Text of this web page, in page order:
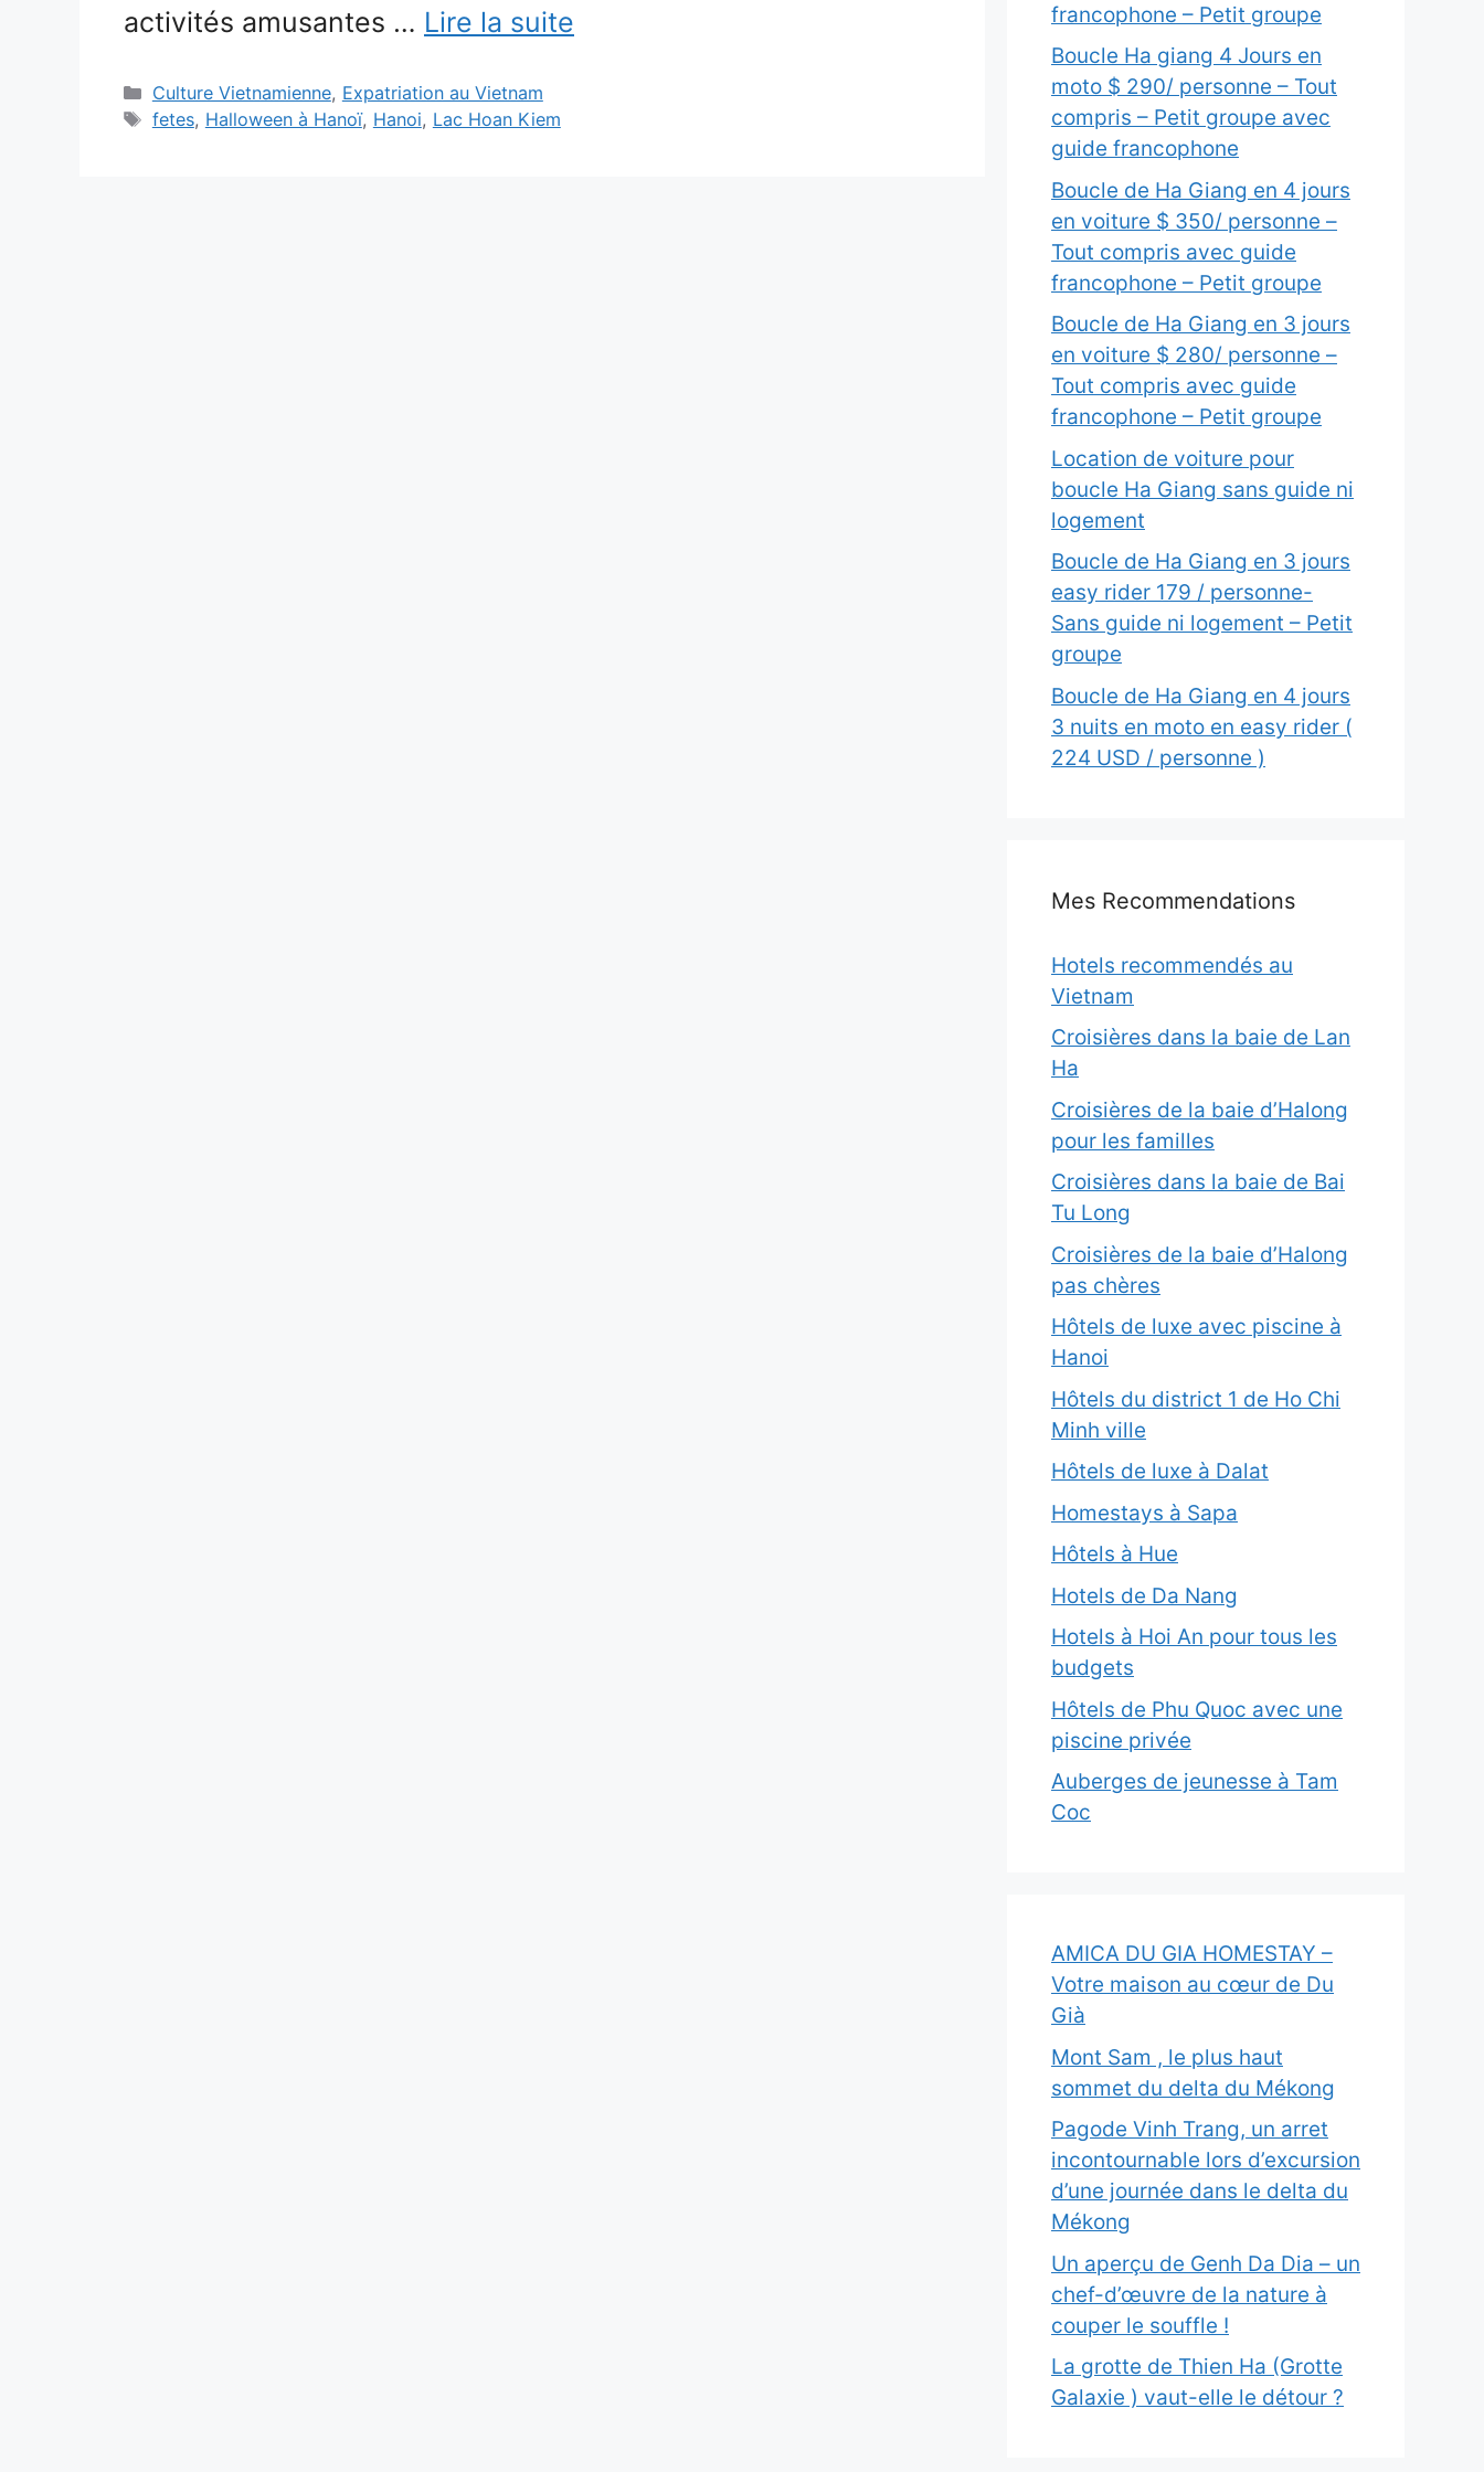
activités amusantes … Lire la suite
Catégories
Culture Vietnamienne, Expatriation au Vietnam
Étiquettes
fetes, Halloween à Hanoï, Hanoi, Lac Hoan Kiem
francophone – Petit groupe
Boucle Ha giang 4 Jours en
moto $ 290/ personne – Tout
compris – Petit groupe avec
guide francophone
Boucle de Ha Giang en 4 jours
en voiture $ 350/ personne –
Tout compris avec guide
francophone – Petit groupe
Boucle de Ha Giang en 3 jours
en voiture $ 280/ personne –
Tout compris avec guide
francophone – Petit groupe
Location de voiture pour
boucle Ha Giang sans guide ni
logement
Boucle de Ha Giang en 3 jours
easy rider 179 / personne-
Sans guide ni logement – Petit
groupe
Boucle de Ha Giang en 4 jours
3 nuits en moto en easy rider (
224 USD / personne )
Mes Recommendations
Hotels recommendés au
Vietnam
Croisières dans la baie de Lan
Ha
Croisières de la baie d’Halong
pour les familles
Croisières dans la baie de Bai
Tu Long
Croisières de la baie d’Halong
pas chères
Hôtels de luxe avec piscine à
Hanoi
Hôtels du district 1 de Ho Chi
Minh ville
Hôtels de luxe à Dalat
Homestays à Sapa
Hôtels à Hue
Hotels de Da Nang
Hotels à Hoi An pour tous les
budgets
Hôtels de Phu Quoc avec une
piscine privée
Auberges de jeunesse à Tam
Coc
AMICA DU GIA HOMESTAY –
Votre maison au cœur de Du
Già
Mont Sam , le plus haut
sommet du delta du Mékong
Pagode Vinh Trang, un arret
incontournable lors d’excursion
d’une journée dans le delta du
Mékong
Un aperçu de Genh Da Dia – un
chef-d’œuvre de la nature à
couper le souffle !
La grotte de Thien Ha (Grotte
Galaxie ) vaut-elle le détour ?